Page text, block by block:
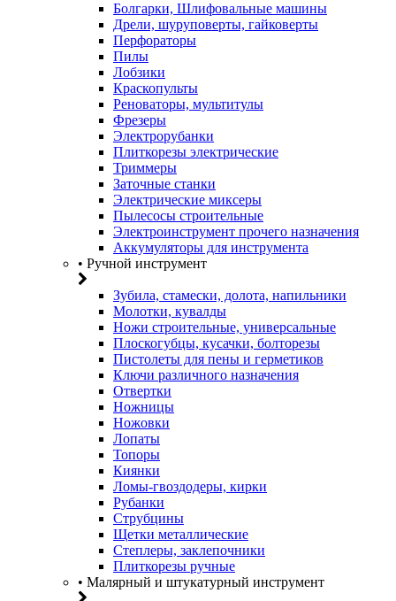
Болгарки, Шлифовальные машины
Дрели, шуруповерты, гайковерты
Перфораторы
Пилы
Лобзики
Краскопульты
Реноваторы, мультитулы
Фрезеры
Электрорубанки
Плиткорезы электрические
Триммеры
Заточные станки
Электрические миксеры
Пылесосы строительные
Электроинструмент прочего назначения
Аккумуляторы для инструмента
• Ручной инструмент
Зубила, стамески, долота, напильники
Молотки, кувалды
Ножи строительные, универсальные
Плоскогубцы, кусачки, болторезы
Пистолеты для пены и герметиков
Ключи различного назначения
Отвертки
Ножницы
Ножовки
Лопаты
Топоры
Киянки
Ломы-гвоздодеры, кирки
Рубанки
Струбцины
Щетки металлические
Степлеры, заклепочники
Плиткорезы ручные
• Малярный и штукатурный инструмент